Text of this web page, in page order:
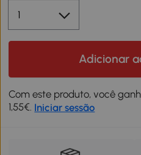
Adicionar
Com este produto, você
1,55€. Iniciar sessão